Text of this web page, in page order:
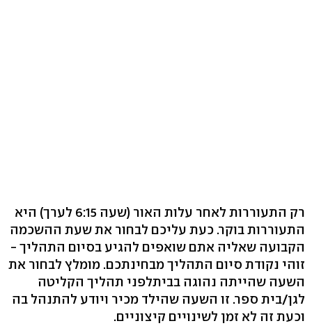
רק התעוררות לאחר עלות האור (שעה 6:15 לערך) היא
התעוררות בוקר. כעת עליכם לבחור את שעת ההשכמה
הקבועה שאליה אתם שואפים להגיע בסיום התהליך -
זוהי נקודת סיום התהליך מבחינתכם. מומלץ לבחור את
השעה שהייתה נהוגה בביתלפני תהליך הקליטה
לגן/בית ספר. זו השעה שהילד מכיר ויודע להתנהל בה
וכעת זה לא זמן לשינויים קיצוניים.